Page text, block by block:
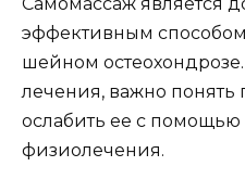
эффективным
шейном
лечения, важно понять
ослабить ее с
физиолечения.